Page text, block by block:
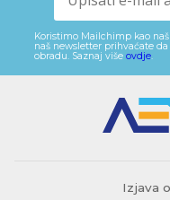
Koristimo Mailchimp kao
naš newsletter prihvaćate
obradu. Saznaj više ovdje.
Izjava